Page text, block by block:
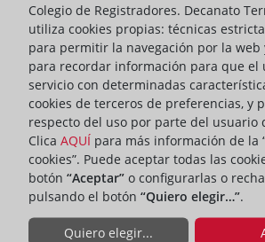
ACTUALIDAD DEL DECANATO
Colegio de Registradores. Decanato
utiliza cookies propias: técnicas
para permitir la navegación por la web
para recordar información para que el
servicio con determinadas
cookies de terceros de preferencias, y
respecto del uso por parte del usuario
Clica AQUÍ para más información de la
cookies”. Puede aceptar todas las
botón “Aceptar” o configurarlas o
pulsando el botón “Quiero elegir…”.
Quiero elegir...